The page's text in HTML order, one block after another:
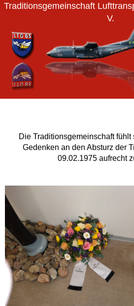
Traditionsgemeinschaft
V.
Die Traditionsgemeinschaft
Gedenken an den Absturz der
09.02.1975 aufrecht